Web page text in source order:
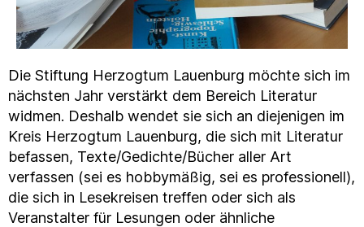
Die Stiftung Herzogtum Lauenburg möchte sich im
nächsten Jahr verstärkt dem Bereich Literatur
widmen. Deshalb wendet sie sich an diejenigen im
Kreis Herzogtum Lauenburg, die sich mit Literatur
befassen, Texte/Gedichte/Bücher aller Art
verfassen (sei es hobbymäßig, sei es professionell),
die sich in Lesekreisen treffen oder sich als
Veranstalter für Lesungen oder ähnliche